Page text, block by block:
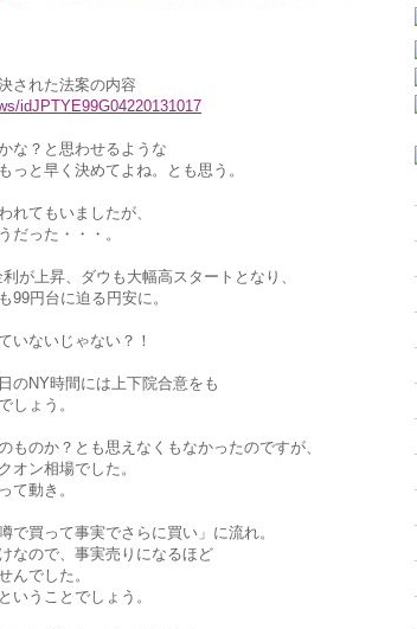
された法案の内容
idJPTYE99G04220131017
な？と思わせるような
っと早く決めてよね。とも思う。
れてもいましたが、
だった・・・。
が上昇、ダウも大幅高スタートとなり、
99円台に迫る円安に。
いないじゃない？！
のNY時間には上下院合意をも
しょう。
ものか？とも思えなくもなかったのですが、
オン相場でした。
て動き。
で買って事実でさらに買い」に流れ。
なので、事実売りになるほど
んでした。
いうことでしょう。